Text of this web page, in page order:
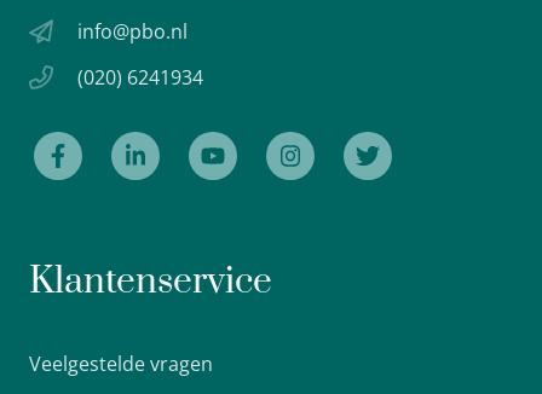
info@pbo.nl
(020) 6241934
Klantenservice
Veelgestelde vragen